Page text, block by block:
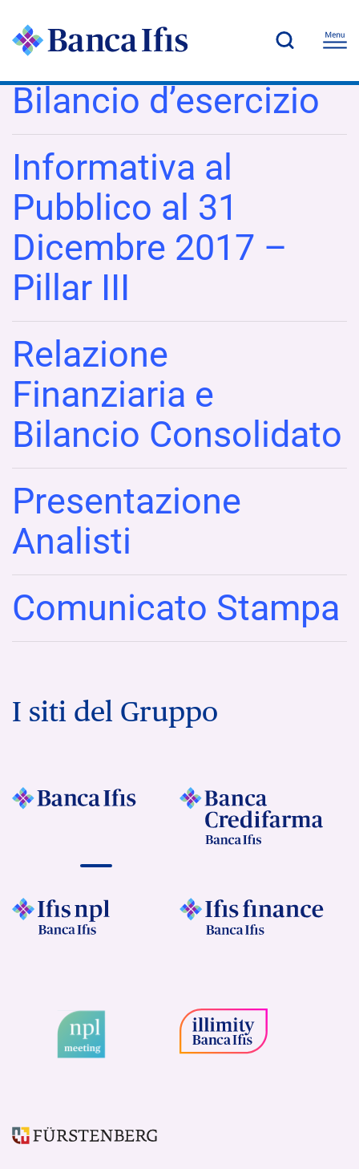
Bilancio d’esercizio
Informativa al
Pubblico al 31
Dicembre 2017 –
Pillar III
Relazione
Finanziaria e
Bilancio Consolidato
Presentazione
Analisti
Comunicato Stampa
I siti del Gruppo